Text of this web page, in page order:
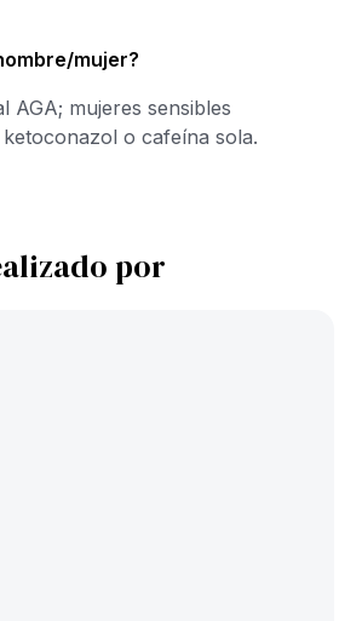
mujer?
AGA; mujeres sensibles
ketoconazol o cafeína sola.
por